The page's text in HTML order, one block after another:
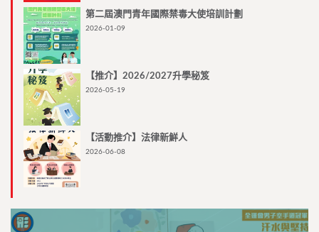
第二屆澳門青年國際禁毒大使培訓計劃
2026-01-09
【推介】2026/2027升學秘笈
2026-05-19
【活動推介】法律新鮮人
2026-06-08